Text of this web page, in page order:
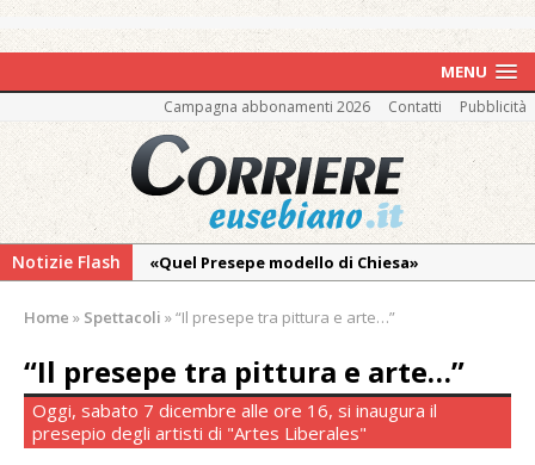
MENU
Campagna abbonamenti 2026 Contatti Pubblicità
Notizie Flash
«Quel Presepe modello di Chiesa»
Ringraziamento: convegno, messa e
mercatino agricolo
Incendio sul Monte Barone: si estende il
fronte. Evacuato il rifugio e chiusi tutti i
Home » Spettacoli »“Il presepe tra pittura e arte…”
“Il presepe tra pittura e arte…”
Oggi, sabato 7 dicembre alle ore 16, si inaugura il
presepio degli artisti di "Artes Liberales"